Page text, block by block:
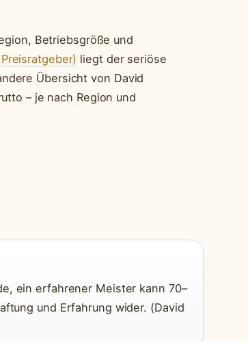
Betriebsgröße und
liegt der seriöse
Übersicht von David
– je nach Region und
ein erfahrener Meister kann 70–
und Erfahrung wider. (David